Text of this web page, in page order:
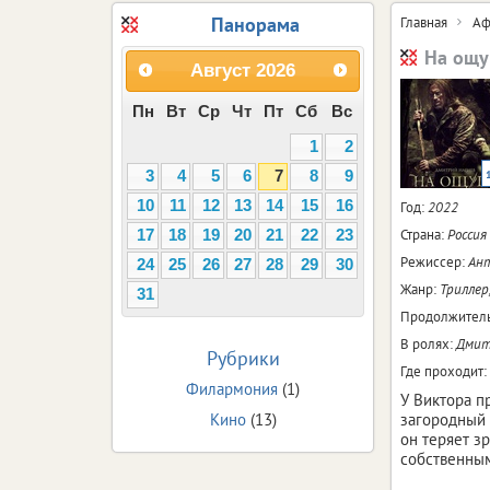
Главная
На
Год:2022
Страна:Россия
Режиссер:
Жанр:
В ролях:
Где проходит:
У Виктора
загородный
он теряет
Панорама
Август 2026
Пн Вт Ср Чт Пт Сб
Вс
1
2
3
4 5 6 7 8
9
10
11 12 13 14 15
16
17
18 19 20 21 22
23
24
25 26 27 28 29
30
31
Рубрики
Филармония (1)
Кино(13)